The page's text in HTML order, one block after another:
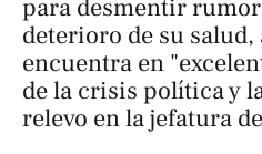
para desmentir
deterioro de su
encuentra en
de la crisis política y
relevo en la jefatura